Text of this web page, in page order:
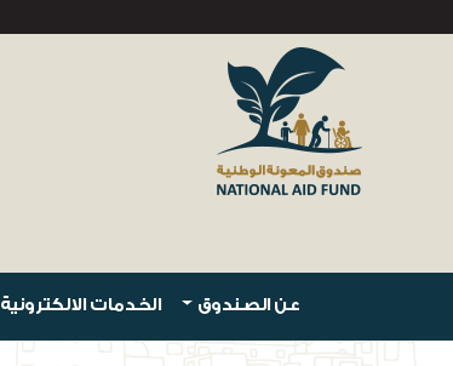
عن الصندوق الخدمات الالكترونية